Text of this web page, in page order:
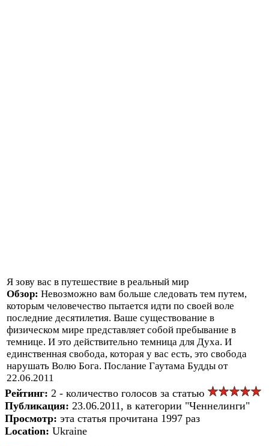
Я зову вас в путешествие в реальный мир
Обзор: Невозможно вам больше следовать тем путем,
которым человечество пытается идти по своей воле
последние десятилетия. Ваше существование в
физическом мире представляет собой пребывание в
темнице. И это действительно темница для Духа. И
единственная свобода, которая у вас есть, это свобода
нарушать Волю Бога. Послание Гаутама Будды от
22.06.2011
Рейтинг: 2 - количество голосов за статью
Публикация: 23.06.2011, в категории "Ченнелинги"
Просмотр: эта статья прочитана 1997 раз
Location: Ukraine